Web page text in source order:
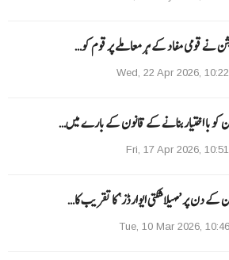
نے قومی مفاد کے ہر معاملے پر قوم کو…
Wed, 22 Apr 2026,
کو با اختیار بنانے کے قانون کے بارے میں…
Fri, 17 Apr 2026,
کے دن پر ’مہیلا شکتی ایوارڈز‘ کا تقریب کا…
Tue, 10 Mar 2026,